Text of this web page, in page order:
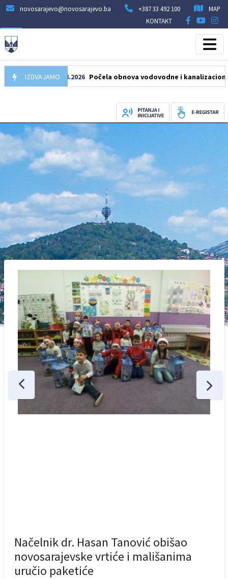
novosarajevo@novosarajevo.ba +387 33 492 100
MAP
KONTAKT
IZDVAJAMO
05.08.2026 Počela obnova vodovodne i kanalizacione
Načelnik dr. Hasan Tanović obišao
novosarajevske vrtiće i mališanima
uručio paketiće